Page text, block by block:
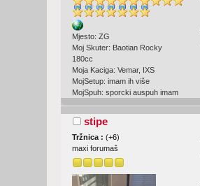
Mjesto: ZG
Moj Skuter: Baotian Rocky
180cc
Moja Kaciga: Vemar, IXS
MojSetup: imam ih više
MojSpuh: sporcki auspuh imam
stipe
Tržnica :(+6)
maxi forumaš